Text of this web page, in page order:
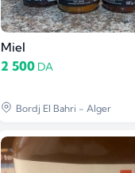
Miel
2 500 DA
Bordj El Bahri - Alger